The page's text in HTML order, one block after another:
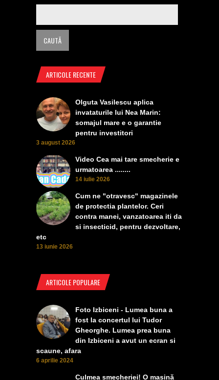
ARTICOLE RECENTE
Olguta Vasilescu aplica
invataturile lui Nea Marin:
somajul mare e o garantie
pentru investitori
3 august 2026
Video Cea mai tare smecherie e
urmatoarea ........
14 iulie 2026
Cum ne "otravesc" magazinele
de protectia plantelor. Ceri
contra manei, vanzatoarea iti da
si insecticid, pentru dezvoltare,
etc
13 iunie 2026
ARTICOLE POPULARE
Foto Izbiceni - Lumea buna a
fost la concertul lui Tudor
Gheorghe. Lumea prea buna
din Izbiceni a avut un ecran si
scaune, afara
6 aprilie 2024
Culmea smecheriei! O mașină